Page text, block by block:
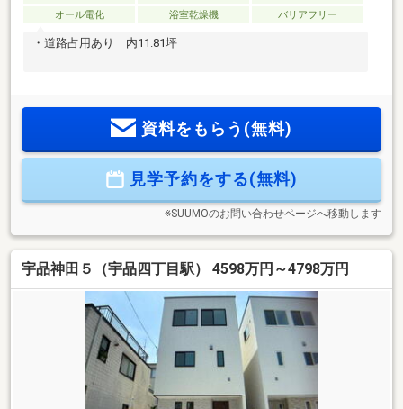
オール電化
浴室乾燥機 バリアフリー
・道路占用あり 内11.81坪
資料をもらう(無料)
見学予約をする(無料)
※SUUMOのお問い合わせページへ移動します
宇品神田５（宇品四丁目駅） 4598万円～4798万円